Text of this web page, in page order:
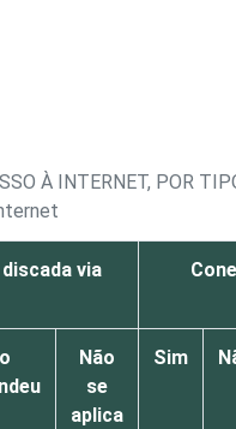
À INTERNET, POR
via
Não
se
aplica
Sim